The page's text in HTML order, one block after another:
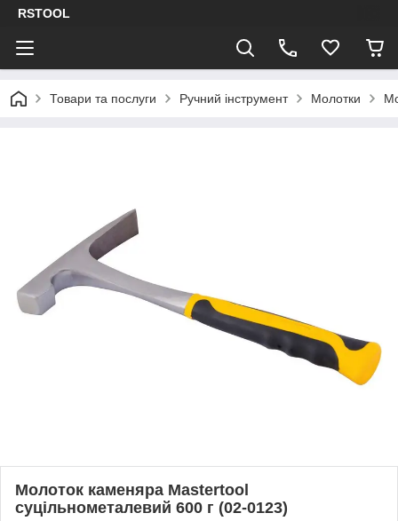
RSTOOL
Товари та послуги Ручний інструмент Молотки
Молоток каменяра Mastertool
суцільнометалевий 600 г (02-0123)